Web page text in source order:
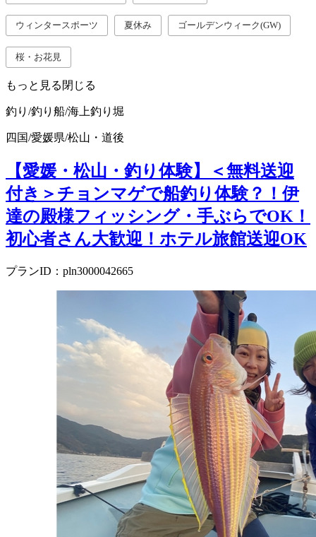
ウィンタースポーツ 夏休み ゴールデンウィーク(GW)
桜・お花見
もっと見る 閉じる
釣り/釣り船/海上釣り堀
四国/愛媛県/松山・道後
【愛媛・松山・釣り体験】＜無料送迎
付き＞チョンマゲで船釣り体験？！伊
達の殿様フィッシング・手ぶらでOK！
初心者さん大歓迎！ホテル旅館送迎OK
プランID：pln3000042665